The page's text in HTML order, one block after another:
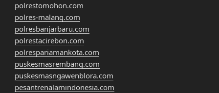
polrestomohon.com
polres-malang.com
polresbanjarbaru.com
polrestacirebon.com
polrespariamankota.com
puskesmasrembang.com
puskesmasngawenblora.com
pesantrenalamindonesia.com